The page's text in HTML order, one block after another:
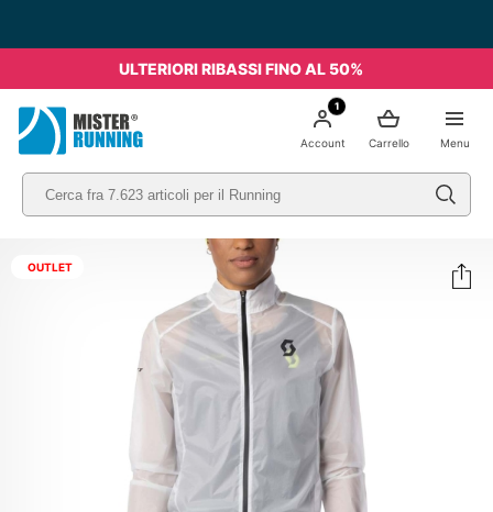
ULTERIORI RIBASSI FINO AL 50%
Menu
Carrello
1
Account
OUTLET